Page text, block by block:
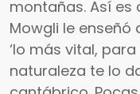
montañas. Así es
Mowgli le
‘lo más vital,
naturaleza te lo